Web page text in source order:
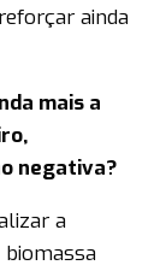
ainda
mais a
negativa?
a